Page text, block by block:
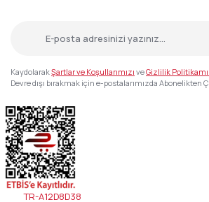
KaydolarakŞartlar ve Koşullarımızı veGizlilik
Devre dışı bırakmak için e-postalarımızda Abonelikten
TR-A12D8D38